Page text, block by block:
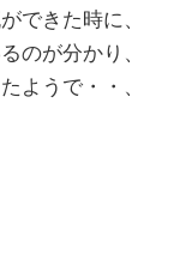
できた時に、
のが分かり、
ようで・・、